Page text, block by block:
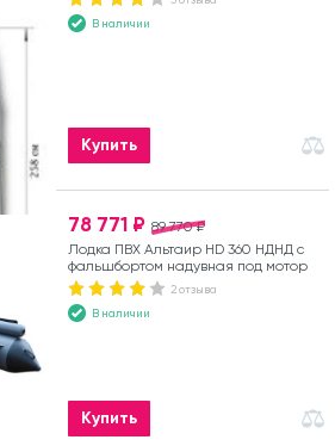
В наличии
Купить
89 770 ₽
78 771 ₽
Лодка ПВХ Альтаир HD 360 НДНД с
фальшбортом надувная под мотор
2 отзыва
В наличии
Купить